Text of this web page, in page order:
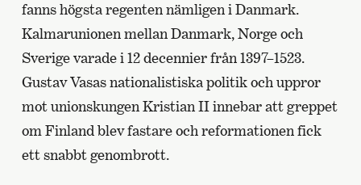
fanns högsta regenten nämligen i Danmark.
Kalmarunionen mellan Danmark, Norge och
Sverige varade i 12 decennier från 1397–1523.
Gustav Vasas nationalistiska politik och uppror
mot unionskungen Kristian II innebar att greppet
om Finland blev fastare och reformationen fick
ett snabbt genombrott.